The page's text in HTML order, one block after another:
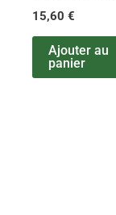
15,60€
Ajouter au
panier